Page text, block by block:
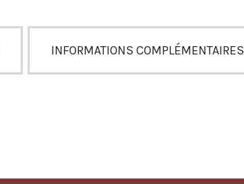
INFORMATIONS COMPLÉMENTAIRES